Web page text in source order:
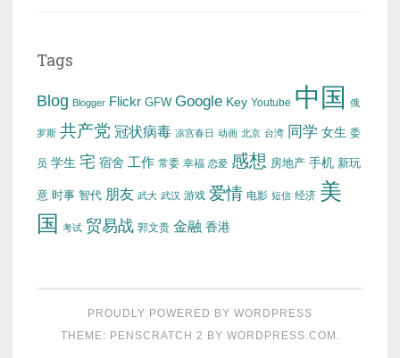
Tags
Blog Blogger Flickr GFW Google Key Youtube 中国 俄
罗斯 共产党 冠状病毒 凉宫春日 动画 北京 台湾 同学 女生 委
员 学生 宅 宿舍 工作 常委 幸福 恋爱 感想 房地产 手机 新玩
意 时事 智代 朋友 武大 武汉 游戏 爱情 电影 短信 经济 美
国
考试 贸易战 郭文贵 金融 香港
PROUDLY POWERED BY WORDPRESS
THEME: PENSCRATCH 2 BY WORDPRESS.COM .